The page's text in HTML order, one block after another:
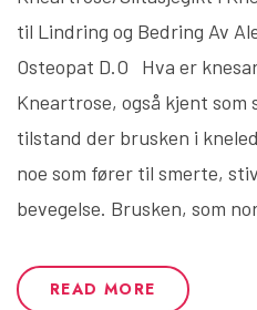
til Lindring og Bedring Av
Osteopat D.O Hva er
Kneartrose, også kjent
tilstand der brusken i
noe som fører til smerte,
bevegelse. Brusken, som
READ MORE